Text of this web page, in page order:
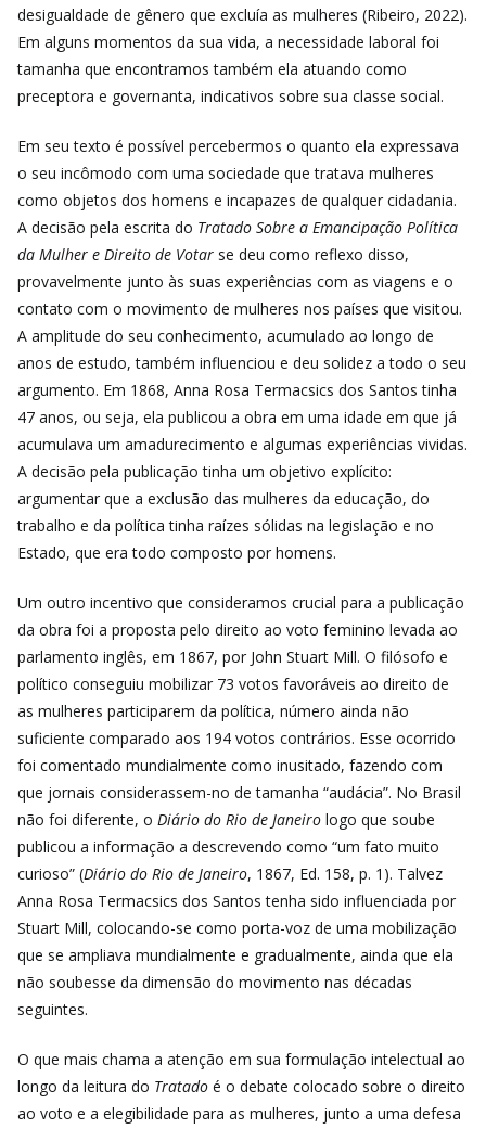
desigualdade de gênero que excluía as mulheres (Ribeiro, 2022).
Em alguns momentos da sua vida, a necessidade laboral foi
tamanha que encontramos também ela atuando como
preceptora e governanta, indicativos sobre sua classe social.
Em seu texto é possível percebermos o quanto ela expressava
o seu incômodo com uma sociedade que tratava mulheres
como objetos dos homens e incapazes de qualquer cidadania.
A decisão pela escrita do Tratado Sobre a Emancipação Política
da Mulher e Direito de Votar se deu como reflexo disso,
provavelmente junto às suas experiências com as viagens e o
contato com o movimento de mulheres nos países que visitou.
A amplitude do seu conhecimento, acumulado ao longo de
anos de estudo, também influenciou e deu solidez a todo o seu
argumento. Em 1868, Anna Rosa Termacsics dos Santos tinha
47 anos, ou seja, ela publicou a obra em uma idade em que já
acumulava um amadurecimento e algumas experiências vividas.
A decisão pela publicação tinha um objetivo explícito:
argumentar que a exclusão das mulheres da educação, do
trabalho e da política tinha raízes sólidas na legislação e no
Estado, que era todo composto por homens.
Um outro incentivo que consideramos crucial para a publicação
da obra foi a proposta pelo direito ao voto feminino levada ao
parlamento inglês, em 1867, por John Stuart Mill. O filósofo e
político conseguiu mobilizar 73 votos favoráveis ao direito de
as mulheres participarem da política, número ainda não
suficiente comparado aos 194 votos contrários. Esse ocorrido
foi comentado mundialmente como inusitado, fazendo com
que jornais considerassem-no de tamanha “audácia”. No Brasil
não foi diferente, o Diário do Rio de Janeiro logo que soube
publicou a informação a descrevendo como “um fato muito
curioso” (Diário do Rio de Janeiro, 1867, Ed. 158, p. 1). Talvez
Anna Rosa Termacsics dos Santos tenha sido influenciada por
Stuart Mill, colocando-se como porta-voz de uma mobilização
que se ampliava mundialmente e gradualmente, ainda que ela
não soubesse da dimensão do movimento nas décadas
seguintes.
O que mais chama a atenção em sua formulação intelectual ao
longo da leitura do Tratado é o debate colocado sobre o direito
ao voto e a elegibilidade para as mulheres, junto a uma defesa